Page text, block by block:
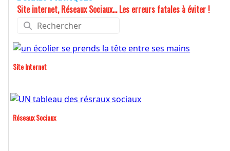
Site internet, Réseaux Sociaux... Les erreurs fatales à éviter !
Site Internet
Réseaux Sociaux